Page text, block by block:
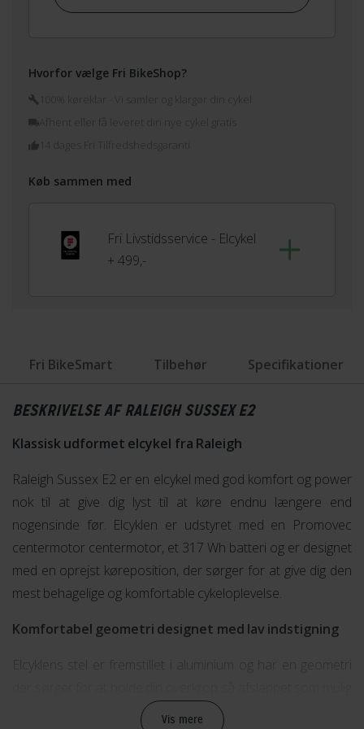
Hvorfor vælge Fri BikeShop?
100% køreklar - Vi samler og klargør din cykel
14 dages Fri Tilfredshedsgaranti
Køb sammen med
Fri Livstidsservice - Elcykel
+ 499,-
Fri BikeSmart Tilbehør Specifikationer
BESKRIVELSE AF RALEIGH SUSSEX E2
Klassisk udformet elcykel fra Raleigh
Raleigh Sussex E2 er en elcykel med god komfort og power
nok til at give dig lyst til at køre endnu længere end
nogensinde før. Elcyklen er udstyret med en Promovec
centermotor centermotor, et 317 Wh batteri og er designet
med en oprejst køreposition, der sørger for at give dig den
mest behagelige og komfortable cykeloplevelse.
Komfortabel geometri designet med lav indstigning
Elcyklens stel er fremstillet i aluminium og har en geometri
under din cykeltur. Samtidig er designet udarbejdet med lav
Vis mere